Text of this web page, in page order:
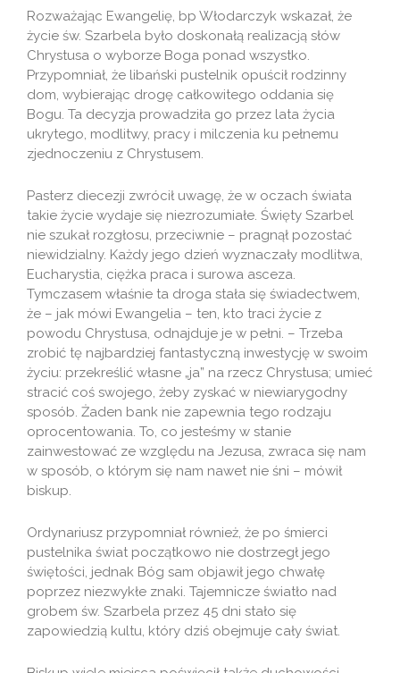
Rozważając Ewangelię, bp Włodarczyk wskazał, że
życie św. Szarbela było doskonałą realizacją słów
Chrystusa o wyborze Boga ponad wszystko.
Przypomniał, że libański pustelnik opuścił rodzinny
dom, wybierając drogę całkowitego oddania się
Bogu. Ta decyzja prowadziła go przez lata życia
ukrytego, modlitwy, pracy i milczenia ku pełnemu
zjednoczeniu z Chrystusem.
Pasterz diecezji zwrócił uwagę, że w oczach świata
takie życie wydaje się niezrozumiałe. Święty Szarbel
nie szukał rozgłosu, przeciwnie – pragnął pozostać
niewidzialny. Każdy jego dzień wyznaczały modlitwa,
Eucharystia, ciężka praca i surowa asceza.
Tymczasem właśnie ta droga stała się świadectwem,
że – jak mówi Ewangelia – ten, kto traci życie z
powodu Chrystusa, odnajduje je w pełni. – Trzeba
zrobić tę najbardziej fantastyczną inwestycję w swoim
życiu: przekreślić własne „ja” na rzecz Chrystusa; umieć
stracić coś swojego, żeby zyskać w niewiarygodny
sposób. Żaden bank nie zapewnia tego rodzaju
oprocentowania. To, co jesteśmy w stanie
zainwestować ze względu na Jezusa, zwraca się nam
w sposób, o którym się nam nawet nie śni – mówił
biskup.
Ordynariusz przypomniał również, że po śmierci
pustelnika świat początkowo nie dostrzegł jego
świętości, jednak Bóg sam objawił jego chwałę
poprzez niezwykłe znaki. Tajemnicze światło nad
grobem św. Szarbela przez 45 dni stało się
zapowiedzią kultu, który dziś obejmuje cały świat.